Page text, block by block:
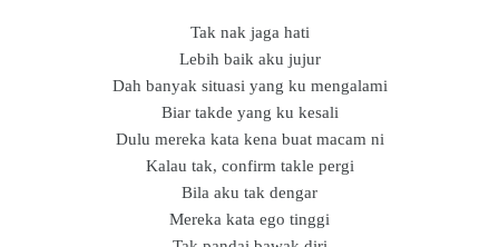
Tak nak jaga hati
Lebih baik aku jujur
Dah banyak situasi yang ku mengalami
Biar takde yang ku kesali
Dulu mereka kata kena buat macam ni
Kalau tak, confirm takle pergi
Bila aku tak dengar
Mereka kata ego tinggi